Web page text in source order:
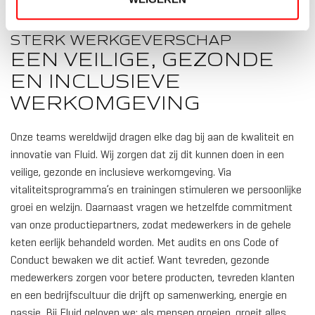
10
STERK WERKGEVERSCHAP
EEN VEILIGE, GEZONDE
EN INCLUSIEVE
WERKOMGEVING
Onze teams wereldwijd dragen elke dag bij aan de kwaliteit en
innovatie van Fluid. Wij zorgen dat zij dit kunnen doen in een
veilige, gezonde en inclusieve werkomgeving. Via
vitaliteitsprogramma’s en trainingen stimuleren we persoonlijke
groei en welzijn. Daarnaast vragen we hetzelfde commitment
van onze productiepartners, zodat medewerkers in de gehele
keten eerlijk behandeld worden. Met audits en ons Code of
Conduct bewaken we dit actief. Want tevreden, gezonde
medewerkers zorgen voor betere producten, tevreden klanten
en een bedrijfscultuur die drijft op samenwerking, energie en
passie. Bij Fluid geloven we: als mensen groeien, groeit alles